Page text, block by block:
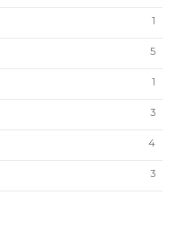
1
5
1
3
4
3